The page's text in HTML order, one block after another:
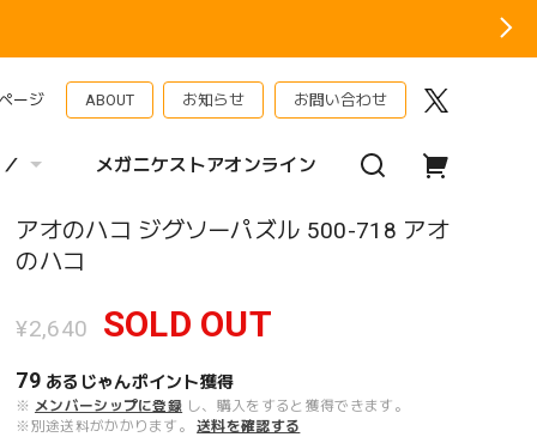
ージ ABOUT お知らせ お問い合わせ
メガニケストアオンライン
アオのハコ ジグソーパズル 500-718 アオ
のハコ
¥2,640 SOLD OUT
79 あるじゃんポイント獲得
※ メンバーシップに登録 し、購入をすると獲得できます。
※別途送料がかかります。
送料を確認する